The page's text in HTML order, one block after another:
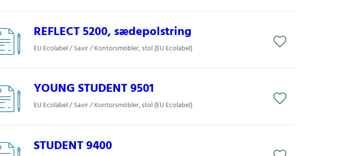
REFLECT 5200, sædepolstring
EU Ecolabel / Savir / Kontorsmöbler, stol (EU Ecolabel)
YOUNG STUDENT 9501
EU Ecolabel / Savir / Kontorsmöbler, stol (EU Ecolabel)
STUDENT 9400